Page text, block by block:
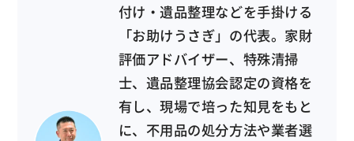
付け・遺品整理などを手掛ける
「お助けうさぎ」の代表。家財
評価アドバイザー、特殊清掃
士、遺品整理協会認定の資格を
有し、現場で培った知見をもと
に、不用品の処分方法や業者選